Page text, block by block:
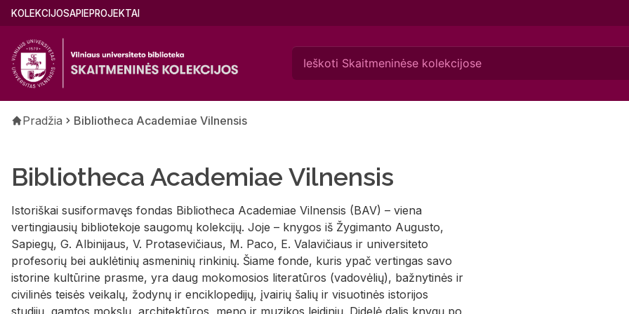
Pereiti
pagrindinį
turinį
Main
(lithuanian)
KOLEKCIJOSAPIEPROJEKTAI
Kelias
Pradžia Bibliotheca Academiae Vilnensis
Bibliotheca Academiae Vilnensis
Istoriškai susiformavęs fondas Bibliotheca Academiae Vilnensis (BAV) – viena
vertingiausių bibliotekoje saugomų kolekcijų. Joje – knygos iš Žygimanto Augusto,
Sapiegų, G. Albinijaus, V. Protasevičiaus, M. Paco, E. Valavičiaus ir universiteto
profesorių bei auklėtinių asmeninių rinkinių. Šiame fonde, kuris ypač vertingas savo
istorine kultūrine prasme, yra daug mokomosios literatūros (vadovėlių), bažnytinės ir
civilinės teisės veikalų, žodynų ir enciklopedijų, įvairių šalių ir visuotinės istorijos
studijų, gamtos mokslų, architektūros, meno ir muzikos leidinių. Didelė dalis knygų po